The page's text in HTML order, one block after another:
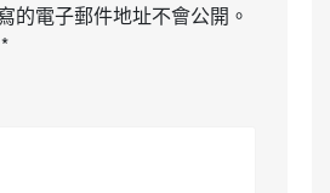
的電子郵件地址不會公開。
*